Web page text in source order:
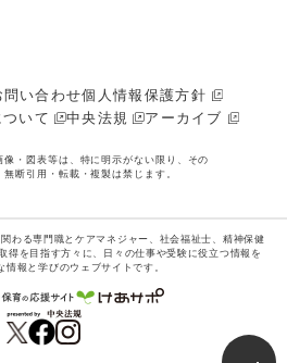
問い合わせ個人情報保護方針
いて
中央法規 アーカイブ
・図表等は、特に明示がない限り、その
断引用・転載・複製は禁じます。
わる専門職とケアマネジャー、社会福祉士、精神保健
得を目指す方々に、日々の仕事や受験に役立つ情報を
情報と学びのウェブサイトです。